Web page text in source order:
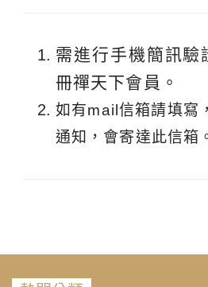
需進行手機簡訊驗
冊禪天下會員。
如有mail信箱請填寫
通知，會寄達此信箱